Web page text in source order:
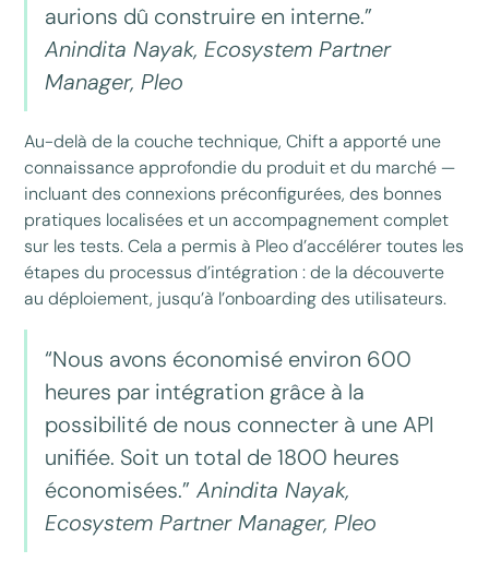
aurions dû construire en interne.”
Anindita Nayak, Ecosystem Partner
Manager, Pleo
Au-delà de la couche technique, Chift a apporté une
connaissance approfondie du produit et du marché —
incluant des connexions préconfigurées, des bonnes
pratiques localisées et un accompagnement complet
sur les tests. Cela a permis à Pleo d’accélérer toutes les
étapes du processus d’intégration : de la découverte
au déploiement, jusqu’à l’onboarding des utilisateurs.
“Nous avons économisé environ 600
heures par intégration grâce à la
possibilité de nous connecter à une API
unifiée. Soit un total de 1800 heures
économisées.” Anindita Nayak,
Ecosystem Partner Manager, Pleo